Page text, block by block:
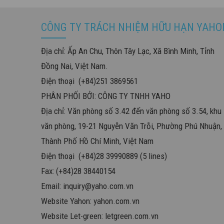
CÔNG TY TRÁCH NHIỆM HỮU HẠN
Địa chỉ: Ấp An Chu, Thôn Tây Lạc, Xã Bình Minh, Tỉnh
Đồng Nai, Việt Nam.
Điện thoại (+84)251 3869561
PHÂN PHỐI BỞI: CÔNG TY TNHH YAHO
Địa chỉ: Văn phòng số 3.42 đến văn phòng số 3.54, khu
văn phòng, 19-21 Nguyễn Văn Trỗi, Phường Phú Nhuận,
Thành Phố Hồ Chí Minh, Việt Nam
Điện thoại (+84)28 39990889 (5 lines)
Fax: (+84)28 38440154
Email: inquiry@yaho.com.vn
Website Yahon: yahon.com.vn
Website Let-green: letgreen.com.vn